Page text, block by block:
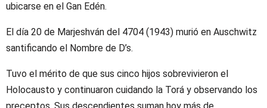
ubicarse en el Gan Edén.
El día 20 de Marjeshván del 4704 (1943) murió en Auschwitz
santificando el Nombre de D’s.
Tuvo el mérito de que sus cinco hijos sobrevivieron el
Holocausto y continuaron cuidando la Torá y observando los